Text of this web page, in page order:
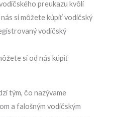
preukazu kvôli
si môžete kúpiť vodičský
vodičský
si od nás kúpiť
tým, čo nazývame
a falošným vodičským